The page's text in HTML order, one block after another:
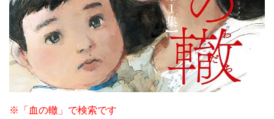
※「血の轍」で検索です